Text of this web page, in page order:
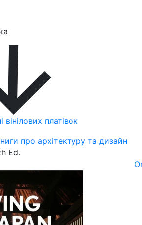
вінілових платівок
про архітектуру та дизайн
Ed.